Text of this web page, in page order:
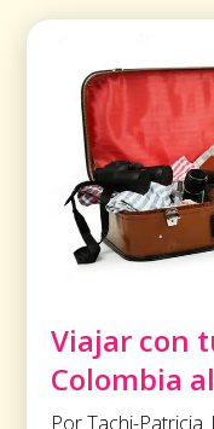
Viajar con
Colombia
Por Tachi-